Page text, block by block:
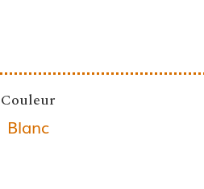
Couleur
Blanc